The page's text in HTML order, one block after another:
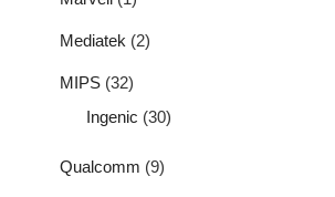
Mediatek (2)
MIPS (32)
Ingenic (30)
Qualcomm (9)